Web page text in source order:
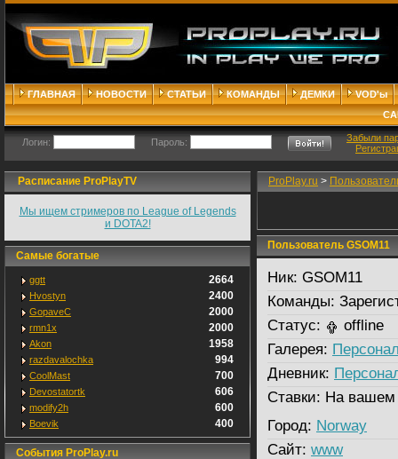
ГЛАВНАЯ НОВОСТИ СТАТЬИ КОМАНДЫ ДЕМКИ
VOD'ы
Логин: Пароль:
Забыли
Расписание ProPlayTV
Мы ищем стримеров по League of Legends
и DOTA2!
Самые богатые
ggtt 2664
Hvostyn 2400
GopaveC 2000
rmn1x 2000
Akon 1958
razdavalochka 994
CoolMast 700
Devostatortk 606
modify2h 600
Boevik 400
События ProPlay.ru
ProPlay.ru >
Пользователь GSOM11
Ник: GSOM11
Команды:
Статус:
offline
Галерея:
Дневник:
Ставки: На вашем
Город: Norway
Сайт: www